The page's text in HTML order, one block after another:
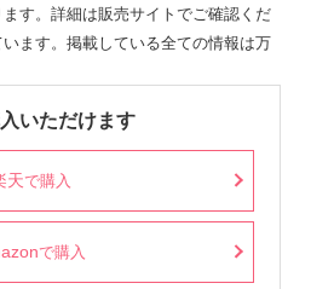
す。詳細は販売サイトでご確認くだ
ます。掲載している全ての情報は万
いただけます
天で購入
で購入